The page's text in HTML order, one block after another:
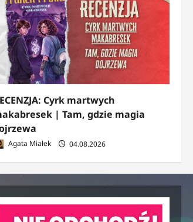
Cyrk martwych
| Tam, gdzie magia
Agata Miałek 04.08.2026